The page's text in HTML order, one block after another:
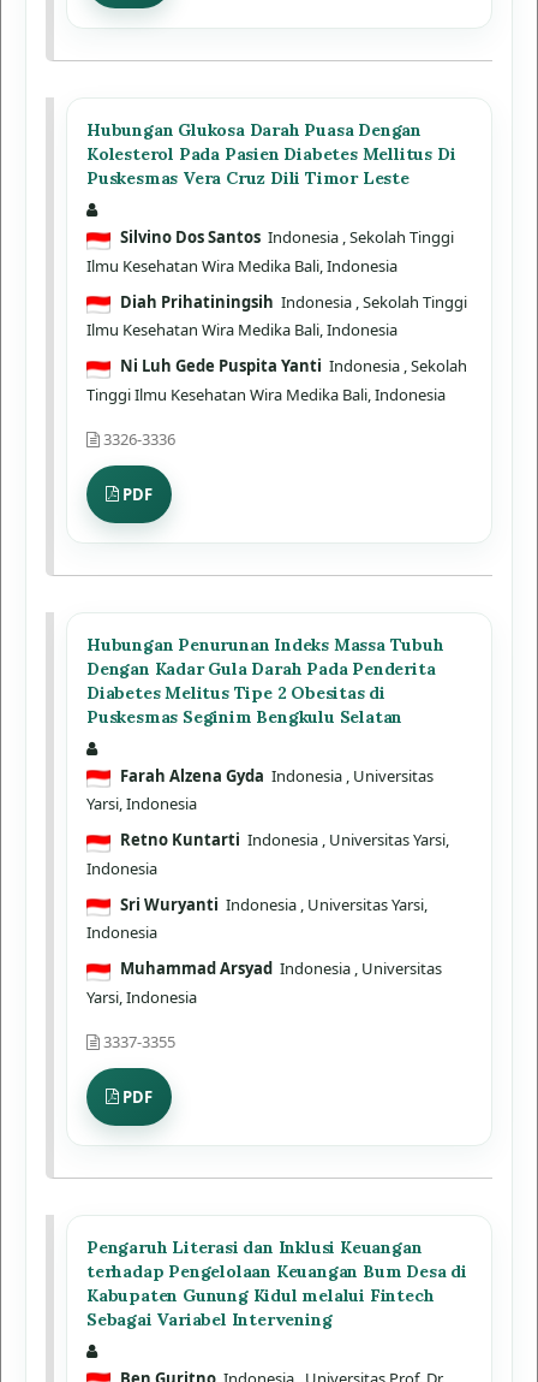
Hubungan Glukosa Darah Puasa Dengan
Kolesterol Pada Pasien Diabetes Mellitus Di
Puskesmas Vera Cruz Dili Timor Leste
Silvino Dos Santos Indonesia , Sekolah Tinggi
Ilmu Kesehatan Wira Medika Bali, Indonesia
Diah Prihatiningsih Indonesia , Sekolah Tinggi
Ilmu Kesehatan Wira Medika Bali, Indonesia
Ni Luh Gede Puspita Yanti Indonesia , Sekolah
Tinggi Ilmu Kesehatan Wira Medika Bali, Indonesia
3326-3336
PDF
Hubungan Penurunan Indeks Massa Tubuh
Dengan Kadar Gula Darah Pada Penderita
Diabetes Melitus Tipe 2 Obesitas di
Puskesmas Seginim Bengkulu Selatan
Farah Alzena Gyda Indonesia , Universitas
Yarsi, Indonesia
Retno Kuntarti Indonesia , Universitas Yarsi,
Indonesia
Sri Wuryanti Indonesia , Universitas Yarsi,
Indonesia
Muhammad Arsyad Indonesia , Universitas
Yarsi, Indonesia
3337-3355
PDF
Pengaruh Literasi dan Inklusi Keuangan
terhadap Pengelolaan Keuangan Bum Desa di
Kabupaten Gunung Kidul melalui Fintech
Sebagai Variabel Intervening